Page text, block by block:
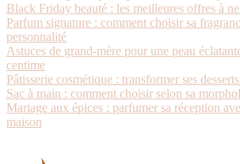
Black Friday beauté : les meilleures offres à
Parfum signature : comment choisir sa
personnalité
Astuces de grand-mère pour une peau
centime
Pâtisserie cosmétique : transformer ses
Sac à main : comment choisir selon sa
Mariage aux épices : parfumer sa réception
maison